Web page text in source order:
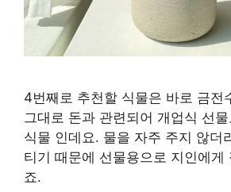
4번째로 추천할 식물은 바로 금전
그대로 돈과 관련되어 개업식 선
식물 인데요. 물을 자주 주지 않더
티기 때문에 선물용으로 지인에게
죠.